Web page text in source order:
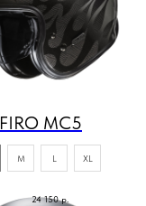
FIRO MC5
24 150 р.
M L XL